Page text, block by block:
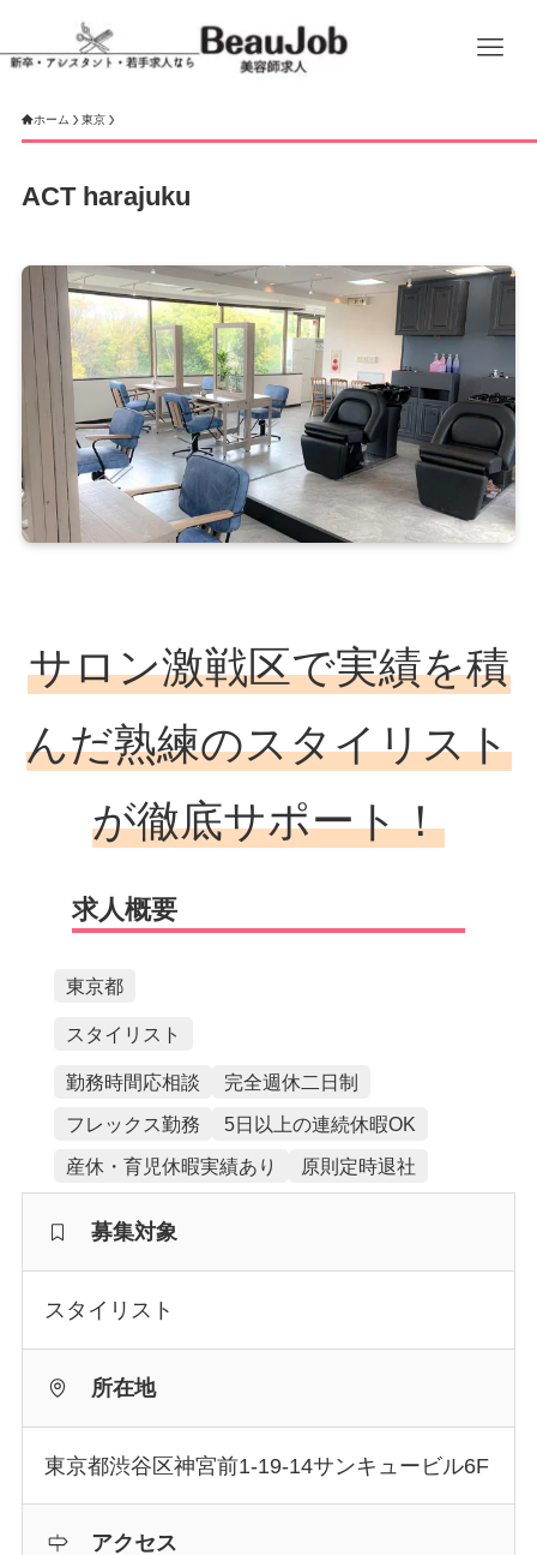
ホーム 東京
ACT harajuku
サロン激戦区で実績を積
んだ熟練のスタイリスト
が徹底サポート！
求人概要
東京都
スタイリスト
勤務時間応相談
完全週休二日制
フレックス勤務
5日以上の連続休暇OK
産休・育児休暇実績あり
原則定時退社
募集対象
スタイリスト
所在地
東京都渋谷区神宮前1-19-14サンキュービル6F
アクセス